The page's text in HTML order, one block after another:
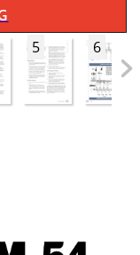
5 6